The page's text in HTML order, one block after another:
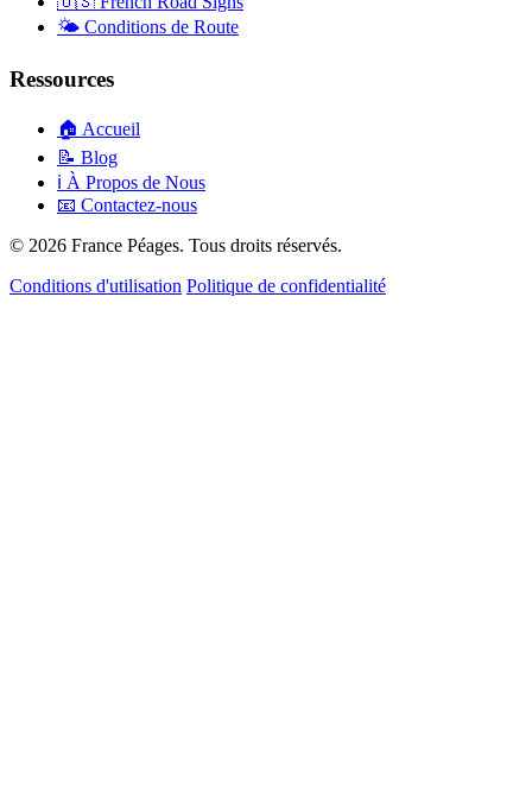
🌤️ Conditions de Route
Ressources
🏠 Accueil
📝 Blog
ℹ️ À Propos de Nous
📧 Contactez-nous
© 2026 France Péages. Tous droits réservés.
Conditions d'utilisation Politique de confidentialité